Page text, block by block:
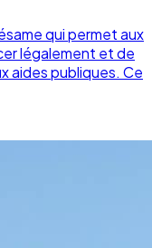
qui permet aux
légalement et de
aides publiques. Ce